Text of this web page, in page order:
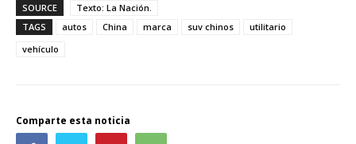
SOURCE
Texto: La Nación.
TAGS
autos China marca suv chinos
utilitario
vehículo
Comparte esta noticia